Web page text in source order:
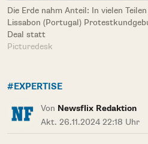
Die Erde nahm Anteil: In vielen
Lissabon (Portugal)
Deal statt
Picturedesk
#EXPERTISE
Von Newsflix Redaktion
Akt. 26.11.2024 22:18 Uhr